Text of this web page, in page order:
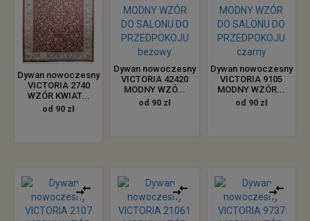
Dywan nowoczesny
VICTORIA 2740
WZÓR KWIAT...
od 90 zł
Dywan nowoczesny
VICTORIA 42420
MODNY WZÓ...
od 90 zł
Dywan nowoczesny
VICTORIA 9105
MODNY WZÓR...
od 90 zł